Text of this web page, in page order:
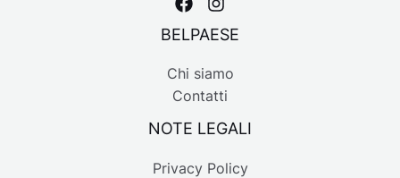
BELPAESE
Chi siamo
Contatti
NOTE LEGALI
Privacy Policy